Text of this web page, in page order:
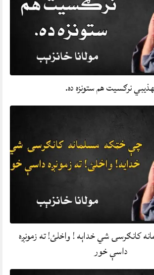
نرګسيت هم ستونزه ده.
کانګرسۍ شي خداېه ! واخلئ! ته زمونږه
داسې خور